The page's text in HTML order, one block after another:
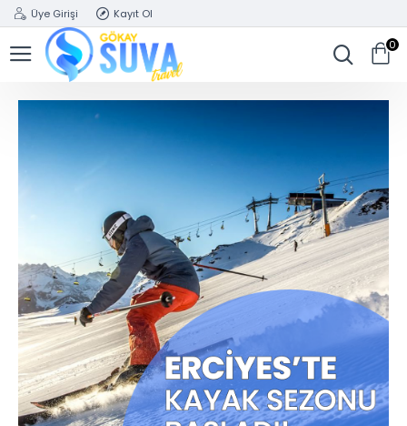
Üye Girişi Kayıt Ol
0